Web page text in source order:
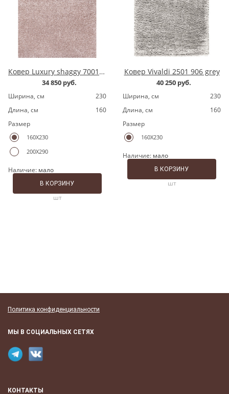
Ковер Luxury shaggy 7001200.8 pink
34 850 руб.
Ширина, cм
230
Длина, cм
160
Размер
160X230
200X290
Наличие: мало
шт
В КОРЗИНУ
Ковер Vivaldi 2501 906 grey
40 250 руб.
Ширина, cм
230
Длина, cм
160
Размер
160X230
Наличие: мало
шт
В КОРЗИНУ
Политика конфиденциальности
МЫ В СОЦИАЛЬНЫХ СЕТЯХ
КОНТАКТЫ